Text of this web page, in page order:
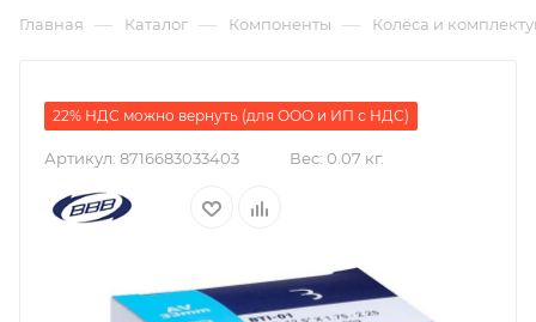
Главная — Каталог — Компоненты — Колёса и
22% НДС можно вернуть (для ООО и ИП с НДС)
Артикул: 8716683033403 Вес: 0.07 кг.